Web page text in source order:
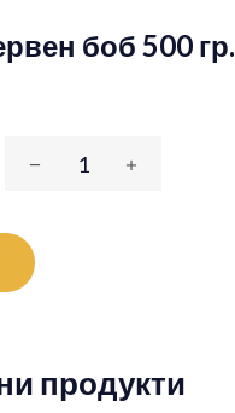
боб 500 гр.
продукти